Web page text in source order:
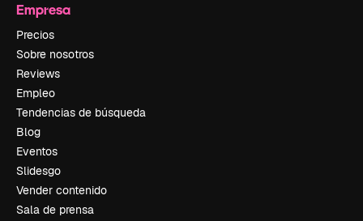
Empresa
Precios
Sobre nosotros
Reviews
Empleo
Tendencias de búsqueda
Blog
Eventos
Slidesgo
Vender contenido
Sala de prensa